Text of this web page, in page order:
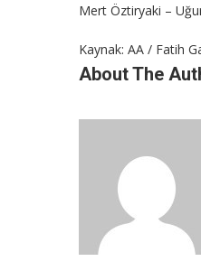
Mert Öztiryaki –
Kaynak: AA / Fatih
About The